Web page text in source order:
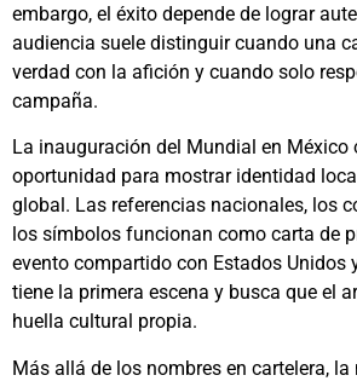
embargo, el éxito depende de lograr
audiencia suele distinguir cuando una
verdad con la afición y cuando solo
campaña.
La inauguración del Mundial en México
oportunidad para mostrar identidad
global. Las referencias nacionales, los
los símbolos funcionan como carta de
evento compartido con Estados Unidos
tiene la primera escena y busca que el
huella cultural propia.
Más allá de los nombres en cartelera,